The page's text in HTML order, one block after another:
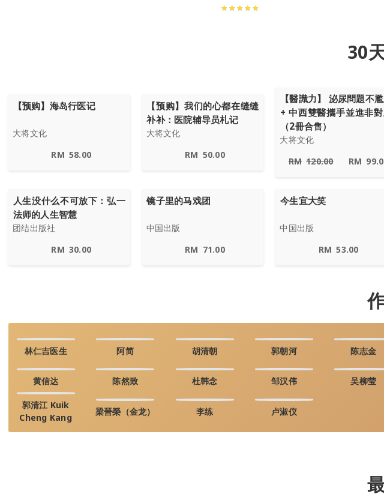
30
【预购】海岛行医记
大将文化
RM 58.00
【预购】我们的心都在缝缝
补补：医院辅导员札记
大将文化
RM 50.00
【醫識力】 泌尿問題不
+ 中西雙醫攜手並進非
（2冊合售）
大将文化
RM 120.00 RM
人生没什么不可放下：弘一
法师的人生智慧
团结出版社
RM 30.00
镜子里的马戏团
中国出版
RM 71.00
今生宜大笑
中国出版
RM 53.00
林仁吉医生 阿简 胡清朝 郭朝河 陈志金
黄信达 陈然致 杜韩念 邹汉伟 吴柳莹
郭清江 Kuik
Cheng Kang
梁晉榮（金龙） 李练 卢淑仪